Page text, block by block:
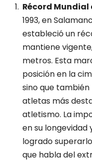
Récord Mundial
1993, en
estableció un
mantiene
metros. Esta
posición en la
sino que
atletas más
atletismo. La
en su longevidad
logrado
que habla del